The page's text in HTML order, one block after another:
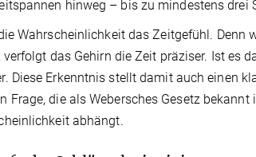
hinweg – bis zu mindestens drei
Wahrscheinlichkeit das Zeitgefühl. Denn
das Gehirn die Zeit präziser. Ist es
Diese Erkenntnis stellt damit auch einen
Frage, die als Webersches Gesetz
abhängt.